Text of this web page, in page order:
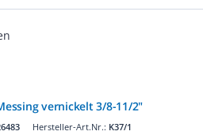
vernickelt 3/8-11/2"
Hersteller-Art.Nr.: K37/1